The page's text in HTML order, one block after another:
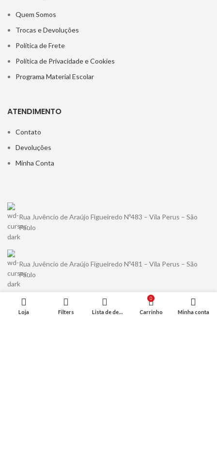
Quem Somos
Trocas e Devoluções
Política de Frete
Política de Privacidade e Cookies
Programa Material Escolar
ATENDIMENTO
Contato
Devoluções
Minha Conta
Rua Juvêncio de Araújo Figueiredo Nº483 – Vila Perus – São
Paulo
Rua Juvêncio de Araújo Figueiredo Nº481 – Vila Perus – São
Paulo
Rua Alexios Jafet Nº1265 – Jd. Ipanema – Jaraguá – São Paulo
Loja Filters Lista de desejo
0
Carrinho Minha conta